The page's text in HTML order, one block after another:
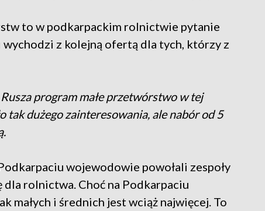
to w podkarpackim rolnictwie pytanie
z kolejną ofertą dla tych, którzy z
Rusza program małe przetwórstwo w tej
tak dużego zainteresowania, ale nabór od 5
wojewodowie powołali zespoły
rolnictwa. Choć na Podkarpaciu
małych i średnich jest wciąż najwięcej. To